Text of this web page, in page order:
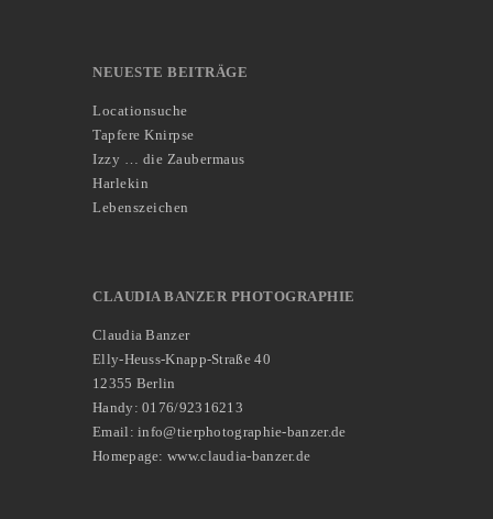
NEUESTE BEITRÄGE
Locationsuche
Tapfere Knirpse
Izzy … die Zaubermaus
Harlekin
Lebenszeichen
CLAUDIA BANZER PHOTOGRAPHIE
Claudia Banzer
Elly-Heuss-Knapp-Straße 40
12355 Berlin
Handy: 0176/92316213
Email: info@tierphotographie-banzer.de
Homepage: www.claudia-banzer.de